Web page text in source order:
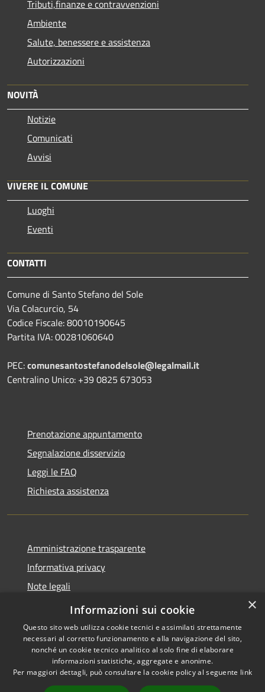
Tributi,finanze e contravvenzioni
Ambiente
Salute, benessere e assistenza
Autorizzazioni
NOVITÀ
Notizie
Comunicati
Avvisi
VIVERE IL COMUNE
Luoghi
Eventi
CONTATTI
Comune di Santo Stefano del Sole
Via Colacurcio, 54
Codice Fiscale: 80010190645
Partita IVA: 00281060640
PEC:comunesantostefanodelsole@legalmail.it
Centralino Unico: +39 0825 673053
Prenotazione appuntamento
Segnalazione disservizio
Leggi le FAQ
Richiesta assistenza
Amministrazione trasparente
Informativa privacy
Note legali
Dichiarazione di accessibilità
Accessibilità
Copyright © 2026 • Comune di
Santo Stefano del Sole •
×
Informazioni sui cookie
Questo sito web utilizza cookie tecnici e assimilati strettamente
necessari al corretto funzionamento e alla navigazione del sito,
nonché un cookie tecnico analitico al solo fine di elaborare
informazioni statistiche, aggregate e anonime.
Per maggiori dettagli, può consultare la cookie policy al seguente link